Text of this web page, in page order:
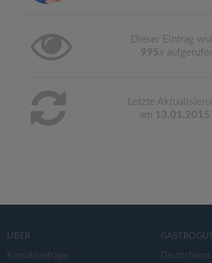
Dieser Eintrag
995 x
Letzte
am 13.01.2015
ÜBER
Kontaktanfrage
Deutschland